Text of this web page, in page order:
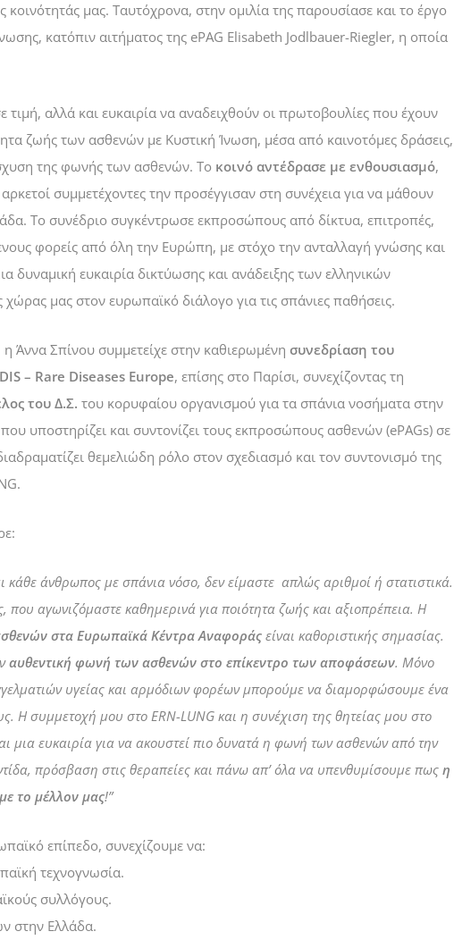
κοινότητάς μας. Ταυτόχρονα, στην ομιλία της παρουσίασε και το έργο
κατόπιν αιτήματος της ePAG Elisabeth Jodlbauer-Riegler, η οποία
αλλά και ευκαιρία να αναδειχθούν οι πρωτοβουλίες που έχουν
ζωής των ασθενών με Κυστική Ίνωση, μέσα από καινοτόμες δράσεις,
της φωνής των ασθενών. Το κοινό αντέδρασε με ενθουσιασμό,
συμμετέχοντες την προσέγγισαν στη συνέχεια για να μάθουν
Το συνέδριο συγκέντρωσε εκπροσώπους από δίκτυα, επιτροπές,
φορείς από όλη την Ευρώπη, με στόχο την ανταλλαγή γνώσης και
δυναμική ευκαιρία δικτύωσης και ανάδειξης των ελληνικών
μας στον ευρωπαϊκό διάλογο για τις σπάνιες παθήσεις.
Άννα Σπίνου συμμετείχε στην καθιερωμένη συνεδρίαση του
– Rare Diseases Europe, επίσης στο Παρίσι, συνεχίζοντας τη
του Δ.Σ. του κορυφαίου οργανισμού για τα σπάνια νοσήματα στην
υποστηρίζει και συντονίζει τους εκπροσώπους ασθενών (ePAGs) σε
θεμελιώδη ρόλο στον σχεδιασμό και τον συντονισμό της
κάθε άνθρωπος με σπάνια νόσο, δεν είμαστε απλώς αριθμοί ή στατιστικά.
αγωνιζόμαστε καθημερινά για ποιότητα ζωής και αξιοπρέπεια. Η
στα Ευρωπαϊκά Κέντρα Αναφοράς είναι καθοριστικής σημασίας.
αυθεντική φωνή των ασθενών στο επίκεντρο των αποφάσεων. Μόνο
υγείας και αρμόδιων φορέων μπορούμε να διαμορφώσουμε ένα
Η συμμετοχή μου στο ERN-LUNG και η συνέχιση της θητείας μου στο
μια ευκαιρία για να ακουστεί πιο δυνατά η φωνή των ασθενών από την
πρόσβαση στις θεραπείες και πάνω απ’ όλα να υπενθυμίσουμε πως η
το μέλλον μας!”
επίπεδο, συνεχίζουμε να:
τεχνογνωσία.
συλλόγους.
στην Ελλάδα.